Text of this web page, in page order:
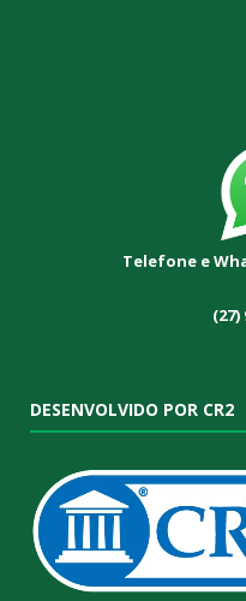
Telefone e
(27)
DESENVOLVIDO POR CR2